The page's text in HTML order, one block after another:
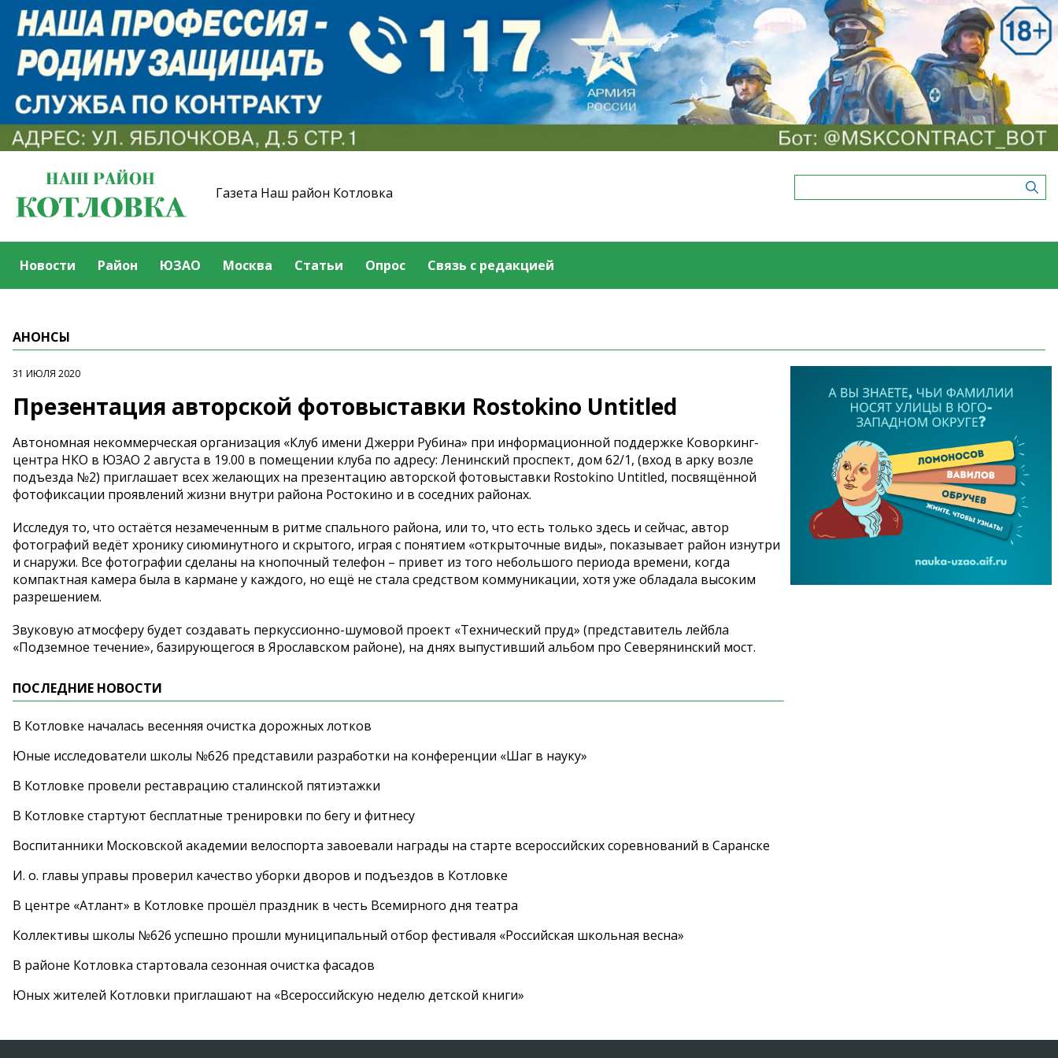
Газета Наш район Котловка
Новости Район ЮЗАО Москва Статьи Опрос Связь с редакцией
АНОНСЫ
31 ИЮЛЯ 2020
Презентация авторской фотовыставки Rostokino Untitled
Автономная некоммерческая организация «Клуб имени Джерри Рубина» при информационной поддержке Коворкинг-
центра НКО в ЮЗАО 2 августа в 19.00 в помещении клуба по адресу: Ленинский проспект, дом 62/1, (вход в арку возле
подъезда №2) приглашает всех желающих на презентацию авторской фотовыставки Rostokino Untitled, посвящённой
фотофиксации проявлений жизни внутри района Ростокино и в соседних районах.
Исследуя то, что остаётся незамеченным в ритме спального района, или то, что есть только здесь и сейчас, автор
фотографий ведёт хронику сиюминутного и скрытого, играя с понятием «открыточные виды», показывает район изнутри
и снаружи. Все фотографии сделаны на кнопочный телефон – привет из того небольшого периода времени, когда
компактная камера была в кармане у каждого, но ещё не стала средством коммуникации, хотя уже обладала высоким
разрешением.
Звуковую атмосферу будет создавать перкуссионно-шумовой проект «Технический пруд» (представитель лейбла
«Подземное течение», базирующегося в Ярославском районе), на днях выпустивший альбом про Северянинский мост.
ПОСЛЕДНИЕ НОВОСТИ
В Котловке началась весенняя очистка дорожных лотков
Юные исследователи школы №626 представили разработки на конференции «Шаг в науку»
В Котловке провели реставрацию сталинской пятиэтажки
В Котловке стартуют бесплатные тренировки по бегу и фитнесу
Воспитанники Московской академии велоспорта завоевали награды на старте всероссийских соревнований в Саранске
И. о. главы управы проверил качество уборки дворов и подъездов в Котловке
В центре «Атлант» в Котловке прошёл праздник в честь Всемирного дня театра
Коллективы школы №626 успешно прошли муниципальный отбор фестиваля «Российская школьная весна»
В районе Котловка стартовала сезонная очистка фасадов
Юных жителей Котловки приглашают на «Всероссийскую неделю детской книги»